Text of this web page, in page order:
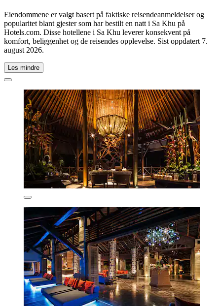
Eiendommene er valgt basert på faktiske reisendeanmeldelser og
popularitet blant gjester som har bestilt en natt i Sa Khu på
Hotels.com. Disse hotellene i Sa Khu leverer konsekvent på
komfort, beliggenhet og de reisendes opplevelse. Sist oppdatert 7.
august 2026.
Les mindre